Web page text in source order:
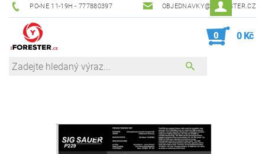
PO-NE 11-19H - 777880397 OBJEDNAVKY@IFORESTER.CZ
0 0 Kč